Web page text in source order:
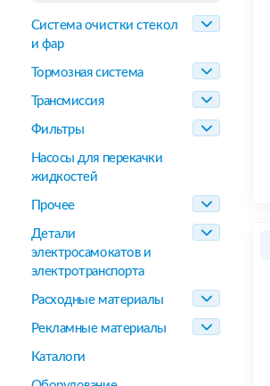
Система очистки стекол
и фар
Тормозная система
Трансмиссия
Фильтры
Насосы для перекачки
жидкостей
Прочее
Детали
электросамокатов и
электротранспорта
Расходные материалы
Рекламные материалы
Каталоги